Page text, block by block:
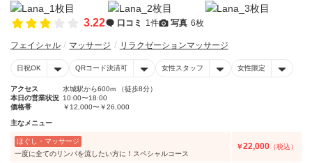
3.22 口コミ 1件 写真 6枚
フェイシャル マッサージ リラクゼーションマッサージ
日祝OK QRコード決済可 女性スタッフ 女性限定
アクセス
水城駅から600m （徒歩8分）
本日の営業状況 10:00〜18:00
価格帯
￥12,000〜￥26,000
主なメニュー
ほぐし・マッサージ
一度に全てのリンパを流したい方に！スペシャルコース
￥22,000 （税込）